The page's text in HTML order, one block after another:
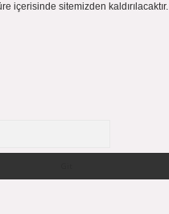
içerisinde sitemizden kaldırılacaktır.